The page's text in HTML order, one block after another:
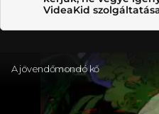
VideaKid